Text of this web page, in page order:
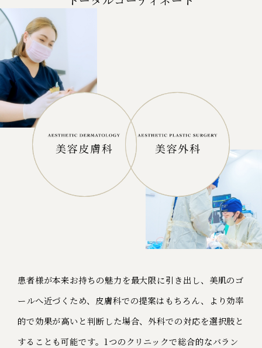
患者様が本来お持ちの魅力を最大限に引き出し、美肌のゴ
ールへ近づくため、
皮膚科での提案はもちろん、より効率
的で効果が高いと判断した場合、外科での対応を選択肢と
することも可能です。 1つのクリニックで総合的なバラン